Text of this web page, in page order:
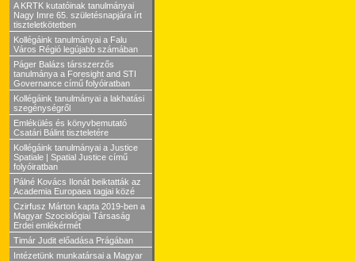
A KRTK kutatóinak tanulmányai
Nagy Imre 65. születésnapjára írt
tiszteletkötetben
Kollégáink tanulmányai a Falu
Város Régió legújabb számában
Páger Balázs társszerzős
tanulmánya a Foresight and STI
Governance című folyóiratban
Kollégáink tanulmányai a lakhatási
szegénységről
Emlékülés és könyvbemutató
Csatári Bálint tiszteletére
Kollégáink tanulmányai a Justice
Spatiale | Spatial Justice című
folyóiratban
Pálné Kovács Ilonát beiktatták az
Academia Europaea tagjai közé
Czirfusz Márton kapta 2019-ben a
Magyar Szociológiai Társaság
Erdei emlékérmét
Timár Judit előadása Prágában
Intézetünk munkatársai a Magyar